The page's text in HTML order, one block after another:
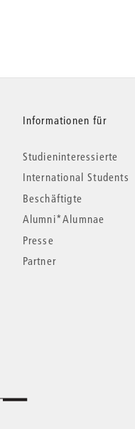
Informationen für
Studieninteressierte
International Students
Beschäftigte
Alumni*Alumnae
Presse
Partner